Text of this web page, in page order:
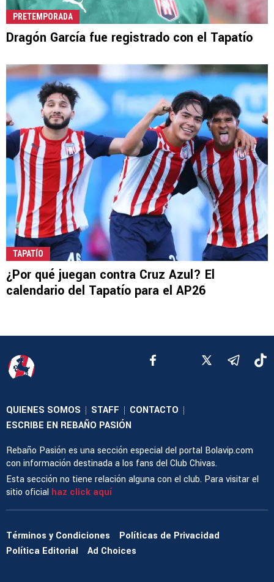
PRETEMPORADA
Dragón García fue registrado con el Tapatío
TAPATÍO
¿Por qué juegan contra Cruz Azul? El
calendario del Tapatío para el AP26
QUIENES SOMOS | STAFF | CONTACTO |
ESCRIBE EN REBAÑO PASIÓN
Rebaño Pasión es una sección especial del portal Bolavip.com
con información destinada a los fans del Club Chivas.
Esta sección no tiene relación alguna con el club. Para visitar el
sitio oficial haz click aquí
Términos y Condiciones
Políticas de Privacidad
Política Editorial
Ad Choices